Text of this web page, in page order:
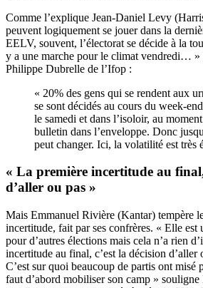
Comme l’explique Jean-Daniel Levy
peuvent logiquement se jouer dans la
EELV, souvent, l’électorat se décide à la
y a une marche pour le climat vendredi… »
Philippe Dubrelle de l’Ifop :
« 20% des gens qui se rendent aux
se sont décidés au cours du week-
le samedi et dans l’isoloir, au
bulletin dans l’enveloppe. Donc
peut changer. Ici, la volatilité est très
« La première incertitude au
d’aller ou pas »
Mais Emmanuel Rivière (Kantar) tempère
incertitude, fait par ses confrères. « Elle est
pour d’autres élections mais cela n’a rien
incertitude au final, c’est la décision d’aller
C’est sur quoi beaucoup de partis ont misé
faut d’abord mobiliser son camp »